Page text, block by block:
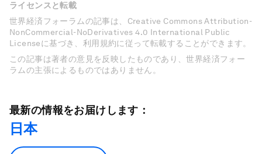
ライセンスと転載
世界経済フォーラムの記事は、Creative Commons Attribution-
NonCommercial-NoDerivatives 4.0 International Public
Licenseに基づき、利用規約に従って転載することができます。
この記事は著者の意見を反映したものであり、世界経済フォー
ラムの主張によるものではありません。
最新の情報をお届けします：
日本